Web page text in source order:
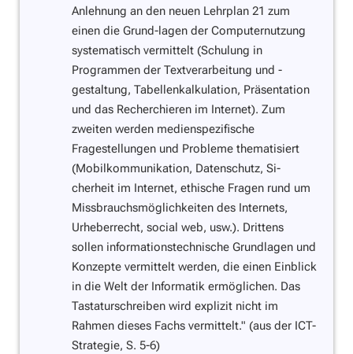
Anlehnung an den neuen Lehrplan 21 zum
einen die Grund-lagen der Computernutzung
systematisch vermittelt (Schulung in
Programmen der Textverarbeitung und -
gestaltung, Tabellenkalkulation, Präsentation
und das Recherchieren im Internet). Zum
zweiten werden medienspezifische
Fragestellungen und Probleme thematisiert
(Mobilkommunikation, Datenschutz, Si-
cherheit im Internet, ethische Fragen rund um
Missbrauchsmöglichkeiten des Internets,
Urheberrecht, social web, usw.). Drittens
sollen informationstechnische Grundlagen und
Konzepte vermittelt werden, die einen Einblick
in die Welt der Informatik ermöglichen. Das
Tastaturschreiben wird explizit nicht im
Rahmen dieses Fachs vermittelt." (aus der ICT-
Strategie, S. 5-6)